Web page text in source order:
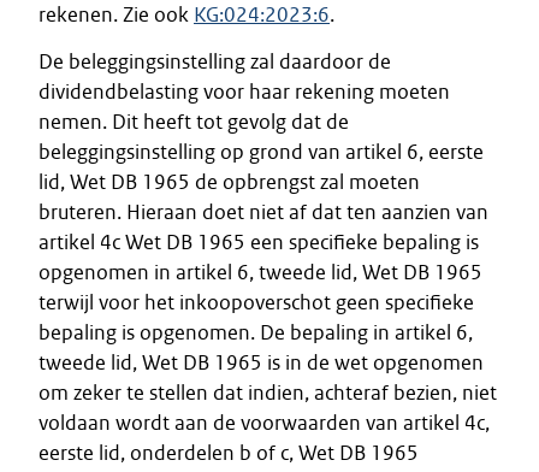
rekenen. Zie ook KG:024:2023:6.
De beleggingsinstelling zal daardoor de
dividendbelasting voor haar rekening moeten
nemen. Dit heeft tot gevolg dat de
beleggingsinstelling op grond van artikel 6, eerste
lid, Wet DB 1965 de opbrengst zal moeten
bruteren. Hieraan doet niet af dat ten aanzien van
artikel 4c Wet DB 1965 een specifieke bepaling is
opgenomen in artikel 6, tweede lid, Wet DB 1965
terwijl voor het inkoopoverschot geen specifieke
bepaling is opgenomen. De bepaling in artikel 6,
tweede lid, Wet DB 1965 is in de wet opgenomen
om zeker te stellen dat indien, achteraf bezien, niet
voldaan wordt aan de voorwaarden van artikel 4c,
eerste lid, onderdelen b of c, Wet DB 1965